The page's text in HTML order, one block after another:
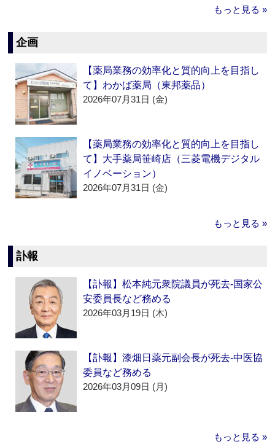
もっと見る »
企画
【薬局業務の効率化と質的向上を目指し
て】わかば薬局（東邦薬品）
2026年07月31日 (金)
【薬局業務の効率化と質的向上を目指し
て】大手薬局笹崎店（三菱電機デジタル
イノベーション）
2026年07月31日 (金)
もっと見る »
訃報
【訃報】松本純元衆院議員が死去‐国家公
安委員長など務める
2026年03月19日 (木)
【訃報】漆畑日薬元副会長が死去‐中医協
委員など務める
2026年03月09日 (月)
もっと見る »